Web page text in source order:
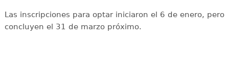
Las inscripciones para optar iniciaron el 6 de enero, pero
concluyen el 31 de marzo próximo.